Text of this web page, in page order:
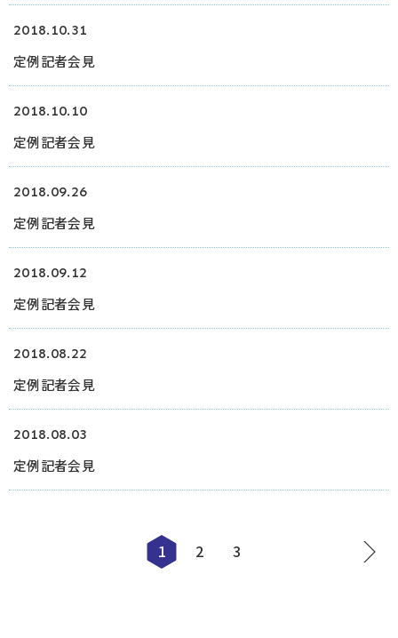
2018.10.31
定例記者会見
2018.10.10
定例記者会見
2018.09.26
定例記者会見
2018.09.12
定例記者会見
2018.08.22
定例記者会見
2018.08.03
定例記者会見
1 2 3